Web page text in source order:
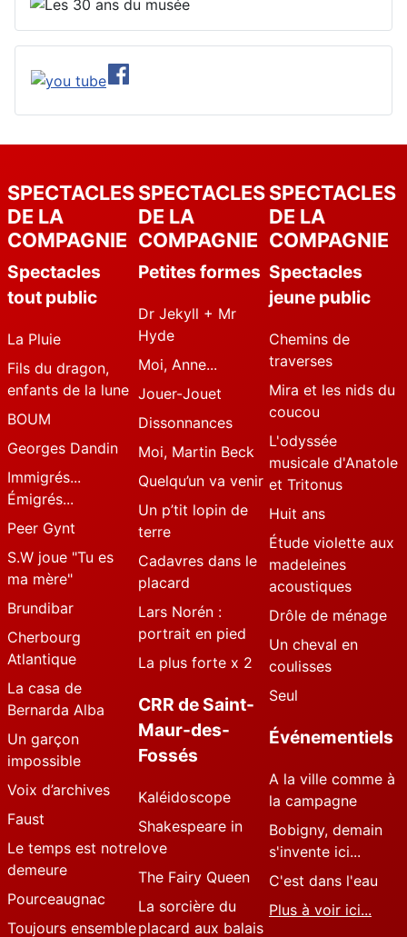
SPECTACLES
DE LA
COMPAGNIE
Spectacles
tout public
La Pluie
Fils du dragon,
enfants de la lune
BOUM
Georges Dandin
Immigrés...
Émigrés...
Peer Gynt
S.W joue "Tu es
ma mère"
Brundibar
Cherbourg
Atlantique
La casa de
Bernarda Alba
Un garçon
impossible
Voix d’archives
Faust
Le temps est notre
demeure
Pourceaugnac
Toujours ensemble
SPECTACLES
DE LA
COMPAGNIE
Petites formes
Dr Jekyll + Mr
Hyde
Moi, Anne...
Jouer-Jouet
Dissonnances
Moi, Martin Beck
Quelqu’un va venir
Un p’tit lopin de
terre
Cadavres dans le
placard
Lars Norén :
portrait en pied
La plus forte x 2
CRR de Saint-
Maur-des-
Fossés
Kaléidoscope
Shakespeare in
love
The Fairy Queen
La sorcière du
placard aux balais
SPECTACLES
DE LA
COMPAGNIE
Spectacles
jeune public
Chemins de
traverses
Mira et les nids du
coucou
L'odyssée
musicale d'Anatole
et Tritonus
Huit ans
Étude violette aux
madeleines
acoustiques
Drôle de ménage
Un cheval en
coulisses
Seul
Événementiels
A la ville comme à
la campagne
Bobigny, demain
s'invente ici...
C'est dans l'eau
Plus à voir ici...